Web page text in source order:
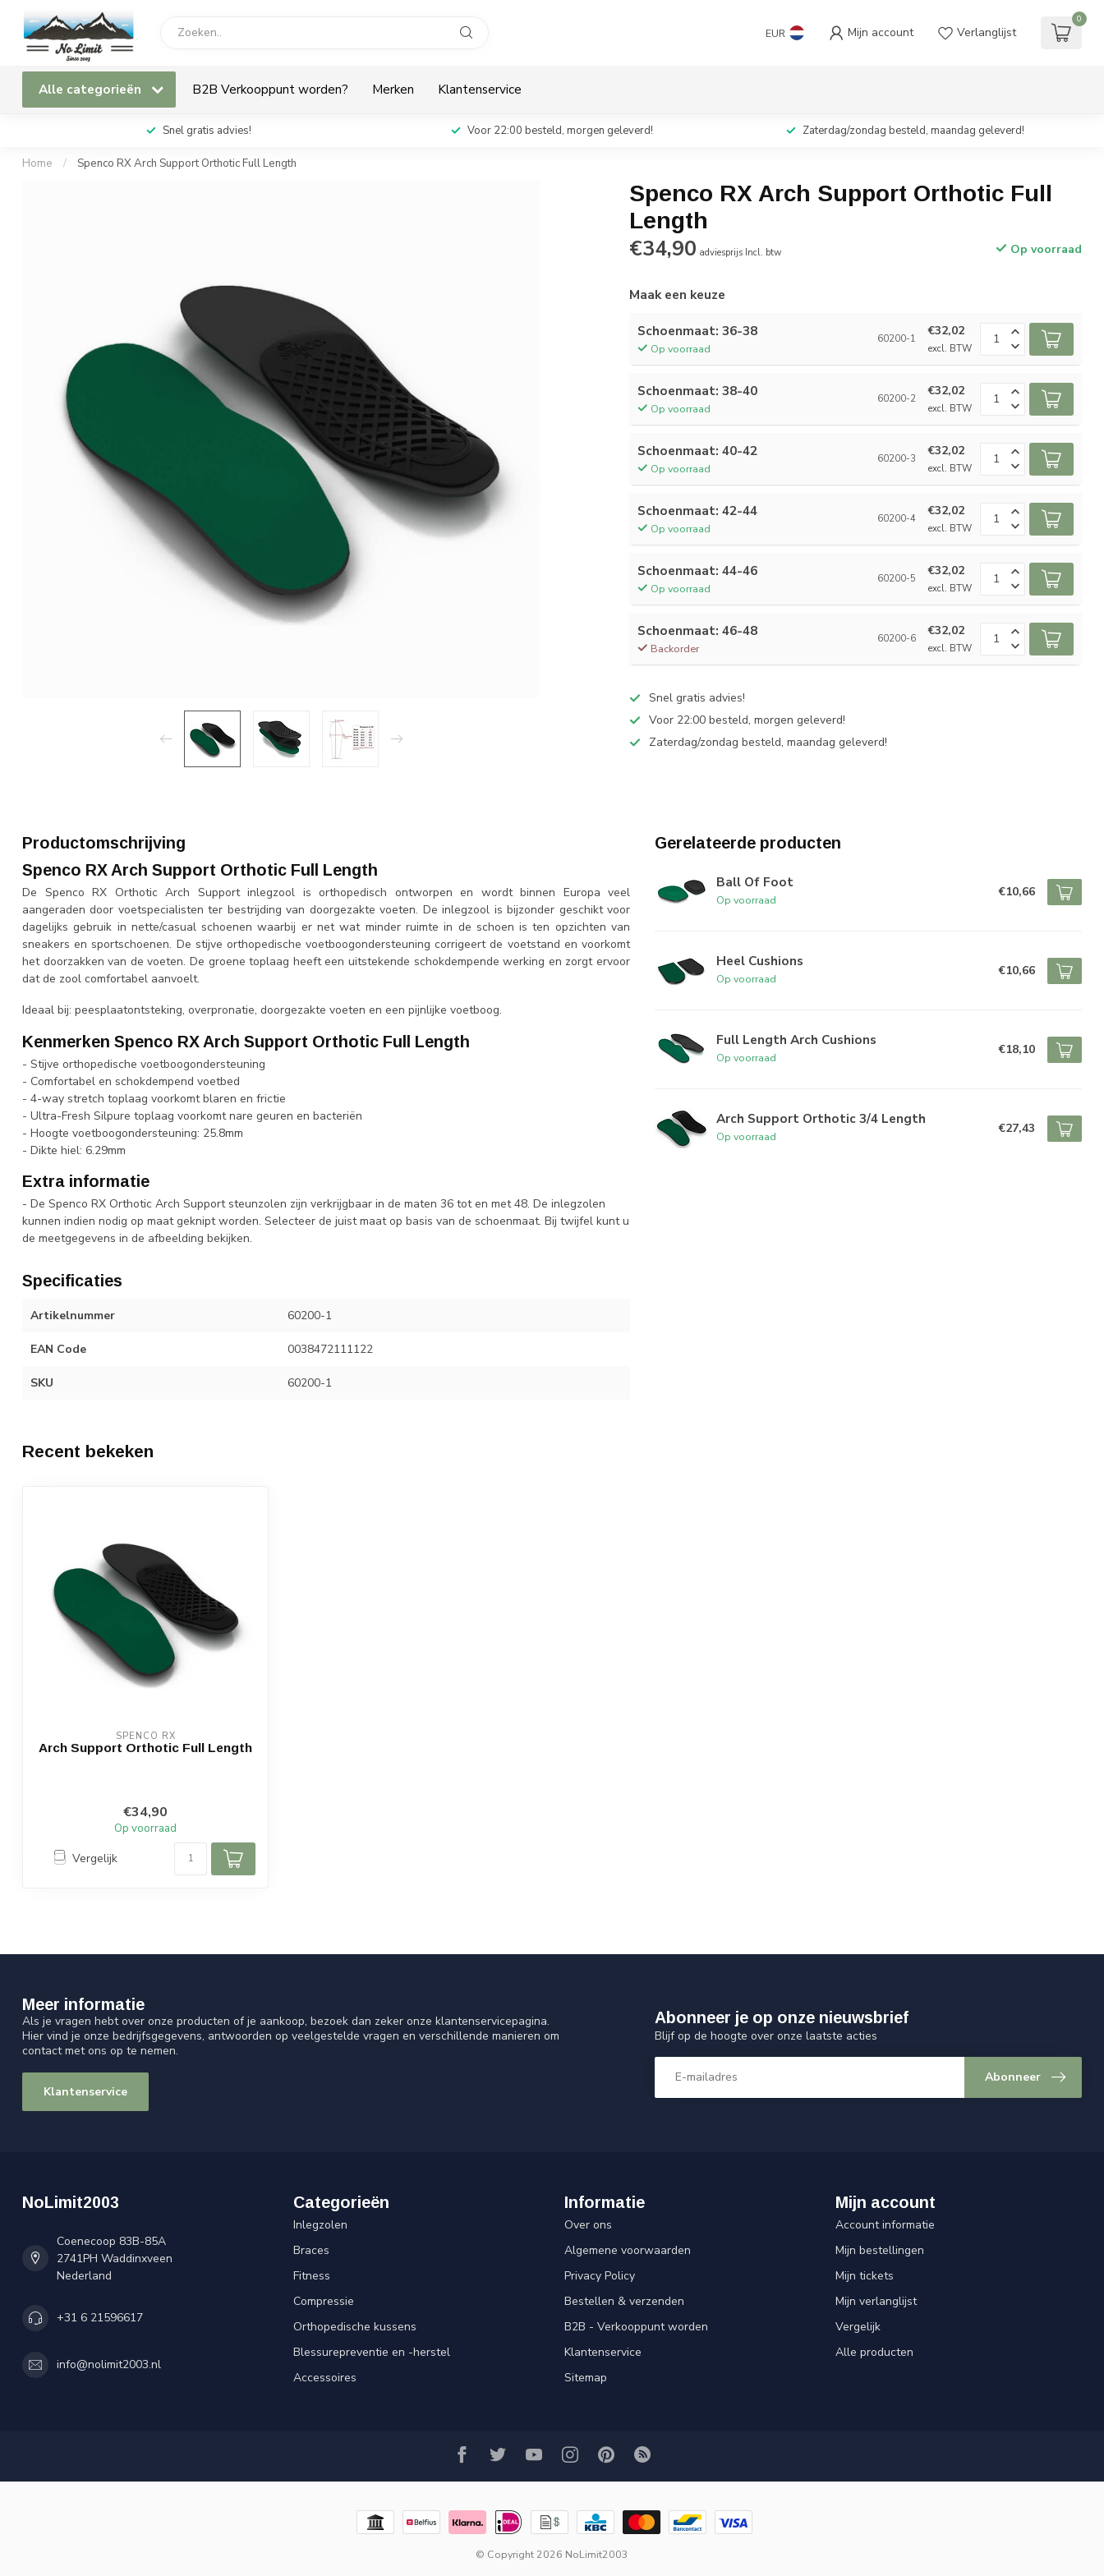
EUR Mijn account Verlanglijst
0
Alle categorieën B2B Verkooppunt worden? Merken Klantenservice
Snel gratis advies! Voor 22:00 besteld, morgen geleverd! Zaterdag/zondag besteld, maandag geleverd!
Home / Spenco RX Arch Support Orthotic Full Length
Spenco RX Arch Support Orthotic Full
Length
€34,90 adviesprijs Incl. btw Op voorraad
Maak een keuze
Schoenmaat: 36-38
Op voorraad
60200-1
€32,02
excl. BTW
Schoenmaat: 38-40
Op voorraad
60200-2
€32,02
excl. BTW
Schoenmaat: 40-42
Op voorraad
60200-3
€32,02
excl. BTW
Schoenmaat: 42-44
Op voorraad
60200-4
€32,02
excl. BTW
Schoenmaat: 44-46
Op voorraad
60200-5
€32,02
excl. BTW
Schoenmaat: 46-48
Backorder
60200-6
€32,02
excl. BTW
Snel gratis advies!
Voor 22:00 besteld, morgen geleverd!
Zaterdag/zondag besteld, maandag geleverd!
Productomschrijving
Spenco RX Arch Support Orthotic Full Length
De Spenco RX Orthotic Arch Support inlegzool is orthopedisch ontworpen en wordt binnen Europa veel
aangeraden door voetspecialisten ter bestrijding van doorgezakte voeten. De inlegzool is bijzonder geschikt voor
dagelijks gebruik in nette/casual schoenen waarbij er net wat minder ruimte in de schoen is ten opzichten van
sneakers en sportschoenen. De stijve orthopedische voetboogondersteuning corrigeert de voetstand en voorkomt
het doorzakken van de voeten. De groene toplaag heeft een uitstekende schokdempende werking en zorgt ervoor
dat de zool comfortabel aanvoelt.
Ideaal bij: peesplaatontsteking, overpronatie, doorgezakte voeten en een pijnlijke voetboog.
Kenmerken Spenco RX Arch Support Orthotic Full Length
- Stijve orthopedische voetboogondersteuning
- Comfortabel en schokdempend voetbed
- 4-way stretch toplaag voorkomt blaren en frictie
- Ultra-Fresh Silpure toplaag voorkomt nare geuren en bacteriën
- Hoogte voetboogondersteuning: 25.8mm
- Dikte hiel: 6.29mm
Extra informatie
- De Spenco RX Orthotic Arch Support steunzolen zijn verkrijgbaar in de maten 36 tot en met 48. De inlegzolen
kunnen indien nodig op maat geknipt worden. Selecteer de juist maat op basis van de schoenmaat. Bij twijfel kunt u
de meetgegevens in de afbeelding bekijken.
Specificaties
Artikelnummer 60200-1
EAN Code 0038472111122
SKU 60200-1
Gerelateerde producten
Ball Of Foot
Op voorraad
€10,66
Heel Cushions
Op voorraad
€10,66
Full Length Arch Cushions
Op voorraad
€18,10
Arch Support Orthotic 3/4 Length
Op voorraad
€27,43
Recent bekeken
SPENCO RX
Arch Support Orthotic Full Length
€34,90
Op voorraad
Vergelijk
Meer informatie
Als je vragen hebt over onze producten of je aankoop, bezoek dan zeker onze klantenservicepagina.
Hier vind je onze bedrijfsgegevens, antwoorden op veelgestelde vragen en verschillende manieren om
contact met ons op te nemen.
Klantenservice
Abonneer je op onze nieuwsbrief
Blijf op de hoogte over onze laatste acties
Abonneer
NoLimit2003
Coenecoop 83B-85A
2741PH Waddinxveen
Nederland
+31 6 21596617
info@nolimit2003.nl
Categorieën
Inlegzolen
Braces
Fitness
Compressie
Orthopedische kussens
Blessurepreventie en -herstel
Accessoires
Informatie
Over ons
Algemene voorwaarden
Privacy Policy
Bestellen & verzenden
B2B - Verkooppunt worden
Klantenservice
Sitemap
Mijn account
Account informatie
Mijn bestellingen
Mijn tickets
Mijn verlanglijst
Vergelijk
Alle producten
© Copyright 2026 NoLimit2003